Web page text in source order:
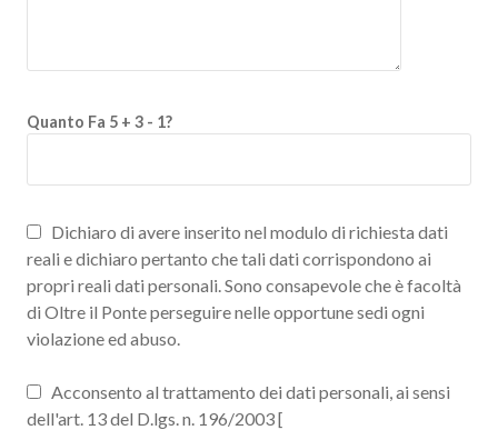
Quanto Fa 5 + 3 - 1?
Dichiaro di avere inserito nel modulo di richiesta dati
reali e dichiaro pertanto che tali dati corrispondono ai
propri reali dati personali. Sono consapevole che è facoltà
di Oltre il Ponte perseguire nelle opportune sedi ogni
violazione ed abuso.
Acconsento al trattamento dei dati personali, ai sensi
dell'art. 13 del D.lgs. n. 196/2003 [